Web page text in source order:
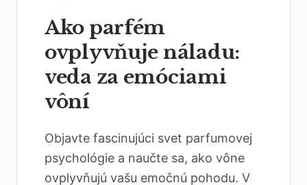
Ako parfém
ovplyvňuje náladu:
veda za emóciami
vôní
Objavte fascinujúci svet parfumovej
psychológie a naučte sa, ako vône
ovplyvňujú vašu emočnú pohodu. V